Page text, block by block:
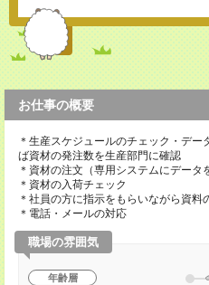
お仕事の概要
＊生産スケジュールのチェック・デ
ば資材の発注数を生産部門に確認
＊資材の注文（専用システムにデータ
＊資材の入荷チェック
＊社員の方に指示をもらいながら資料
＊電話・メールの対応
職場の雰囲気
年齢層